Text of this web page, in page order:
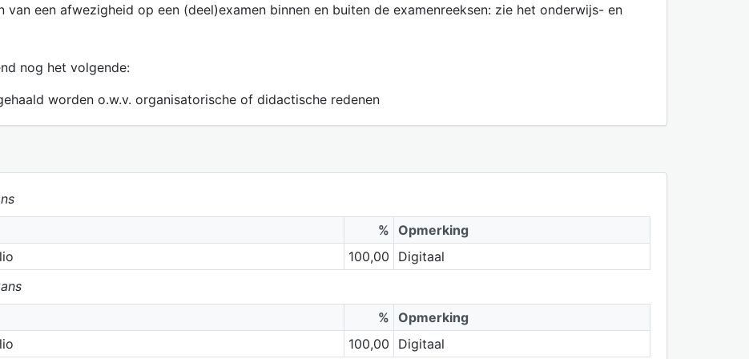
een afwezigheid op een (deel)examen binnen en buiten de examenreeksen: zie het onderwijs- en
nog het volgende:
worden o.w.v. organisatorische of didactische redenen
% Opmerking
100,00
Digitaal
% Opmerking
100,00 Digitaal